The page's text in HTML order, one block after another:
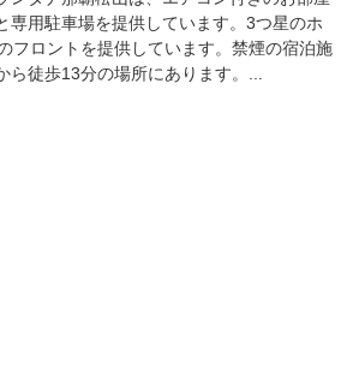
専用駐車場を提供しています。3つ星のホ
フロントを提供しています。禁煙の宿泊施
ら徒歩13分の場所にあります。...